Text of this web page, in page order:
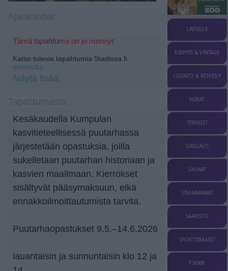
Tämä tapahtuma on jo mennyt
Katso tulevia tapahtumia Stadissa.fi -
etusivulta.
Näytä lisää
Kesäkaudella Kumpulan
kasvitieteellisessä puutarhassa
järjestetään opastuksia, joilla
sukelletaan puutarhan historiaan ja
kasvien maailmaan. Kierrokset
sisältyvät pääsymaksuun, eikä
ennakkoilmoittautumista tarvita.
Puutarhaopastukset 9.5.–14.6.2026
lauantaisin ja sunnuntaisin klo 12 ja
LAPSILLE
KIRPPIS & VINTAGE
LUONTO & RETKEILY
KEIKAT
TERASSIT
GRILLAUS
SAUNAT
UIMARANNAT
SAARISTO
SPORTTIBAARIT
PIKNIK